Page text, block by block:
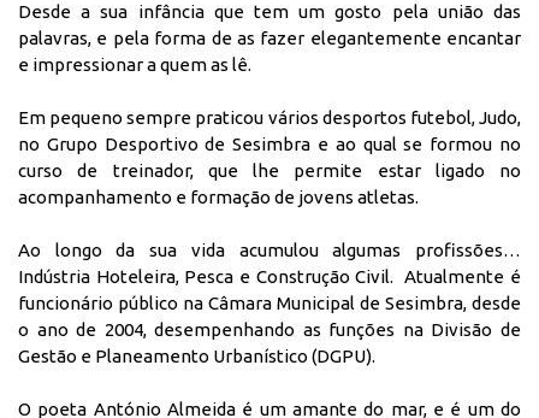
Desde a sua infância que tem um gosto pela união das
palavras, e pela forma de as fazer elegantemente encantar
e impressionar a quem as lê.
Em pequeno sempre praticou vários desportos futebol, Judo,
no Grupo Desportivo de Sesimbra e ao qual se formou no
curso de treinador, que lhe permite estar ligado no
acompanhamento e formação de jovens atletas.
Ao longo da sua vida acumulou algumas profissões…
Indústria Hoteleira, Pesca e Construção Civil. Atualmente é
funcionário público na Câmara Municipal de Sesimbra, desde
o ano de 2004, desempenhando as funções na Divisão de
Gestão e Planeamento Urbanístico (DGPU).
O poeta António Almeida é um amante do mar, e é um do